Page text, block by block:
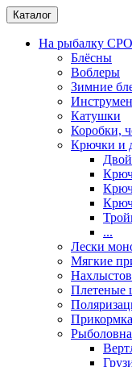
Каталог
На рыбалку
Блёсны
Воблеры
Зимние
Катушки
Коробки,
Крючки и
...
Лески
Мягкие
Плетеные